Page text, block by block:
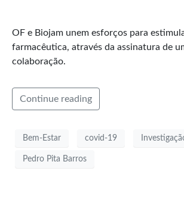
OF e Biojam unem esforços para
farmacêutica, através da assinatura de
colaboração.
Continue reading
Bem-Estar covid-19
Pedro Pita Barros